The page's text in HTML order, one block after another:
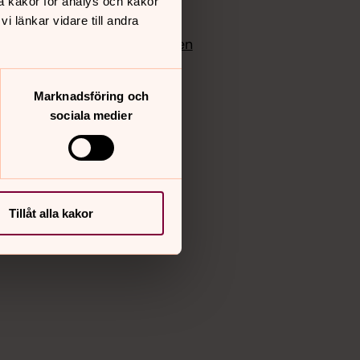
länkar vidare till andra
Marknadsföring och
sociala medier
Tillåt alla kakor
Instagram
Vimeo
Bloggportalen